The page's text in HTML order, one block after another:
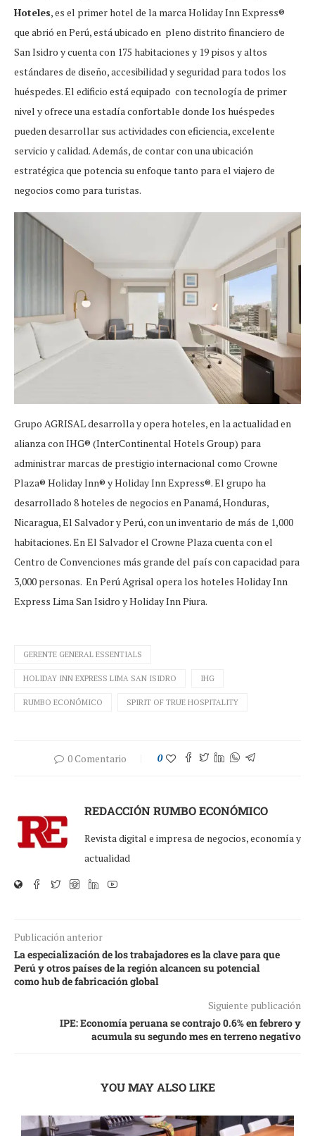
Hoteles, es el primer hotel de la marca Holiday Inn Express®
que abrió en Perú, está ubicado en pleno distrito financiero de
San Isidro y cuenta con 175 habitaciones y 19 pisos y altos
estándares de diseño, accesibilidad y seguridad para todos los
huéspedes. El edificio está equipado con tecnología de primer
nivel y ofrece una estadía confortable donde los huéspedes
pueden desarrollar sus actividades con eficiencia, excelente
servicio y calidad. Además, de contar con una ubicación
estratégica que potencia su enfoque tanto para el viajero de
negocios como para turistas.
Grupo AGRISAL desarrolla y opera hoteles, en la actualidad en
alianza con IHG® (InterContinental Hotels Group) para
administrar marcas de prestigio internacional como Crowne
Plaza® Holiday Inn® y Holiday Inn Express®. El grupo ha
desarrollado 8 hoteles de negocios en Panamá, Honduras,
Nicaragua, El Salvador y Perú, con un inventario de más de 1,000
habitaciones. En El Salvador el Crowne Plaza cuenta con el
Centro de Convenciones más grande del país con capacidad para
3,000 personas. En Perú Agrisal opera los hoteles Holiday Inn
Express Lima San Isidro y Holiday Inn Piura.
GERENTE GENERAL ESSENTIALS
HOLIDAY INN EXPRESS LIMA SAN ISIDRO IHG
RUMBO ECONÓMICO SPIRIT OF TRUE HOSPITALITY
0 Comentario 0
REDACCIÓN RUMBO ECONÓMICO
Revista digital e impresa de negocios, economía y
actualidad
Publicación anterior
La especialización de los trabajadores es la clave para que
Perú y otros países de la región alcancen su potencial
como hub de fabricación global
Siguiente publicación
IPE: Economía peruana se contrajo 0.6% en febrero y
acumula su segundo mes en terreno negativo
YOU MAY ALSO LIKE